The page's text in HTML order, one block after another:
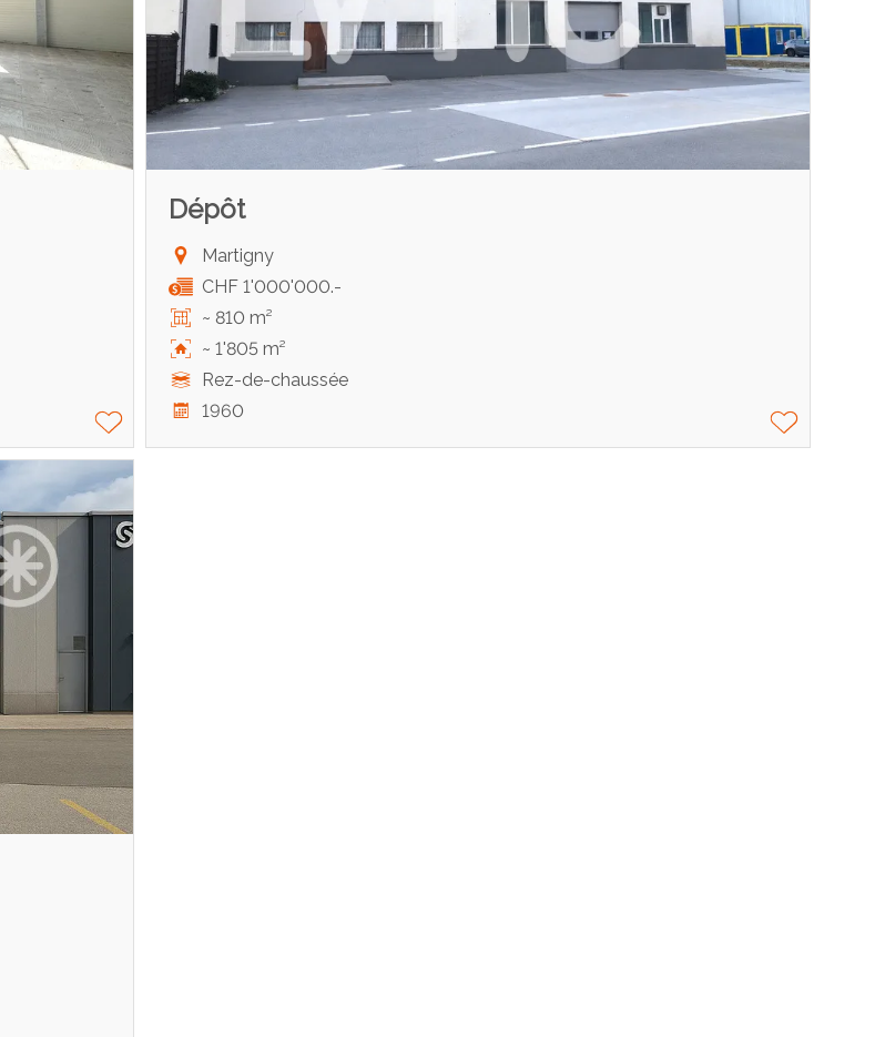
Dépôt
Martigny
CHF 1'000'000.-
~ 810 m²
~ 1'805 m²
Rez-de-chaussée
1960